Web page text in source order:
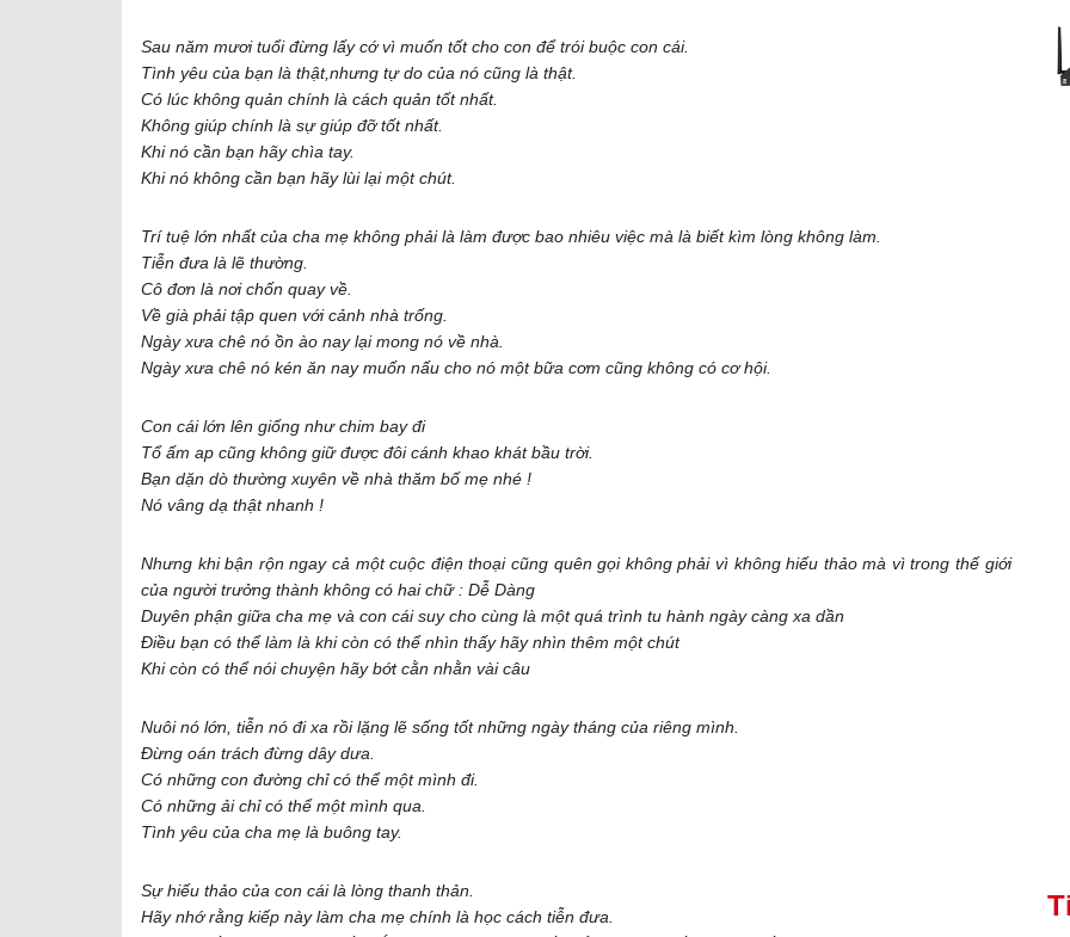
Sau năm mươi tuổi đừng lấy cớ vì muốn tốt cho con để trói buộc con cái.
Tình yêu của bạn là thật,nhưng tự do của nó cũng là thật.
Có lúc không quản chính là cách quản tốt nhất.
Không giúp chính là sự giúp đỡ tốt nhất.
Khi nó cần bạn hãy chìa tay.
Khi nó không cần bạn hãy lùi lại một chút.
Trí tuệ lớn nhất của cha mẹ không phải là làm được bao nhiêu việc mà là biết kìm lòng không làm.
Tiễn đưa là lẽ thường.
Cô đơn là nơi chốn quay về.
Về già phải tập quen với cảnh nhà trống.
Ngày xưa chê nó ồn ào nay lại mong nó về nhà.
Ngày xưa chê nó kén ăn nay muốn nấu cho nó một bữa cơm cũng không có cơ hội.
Con cái lớn lên giống như chim bay đi
Tổ ấm ap cũng không giữ được đôi cánh khao khát bầu trời.
Bạn dặn dò thường xuyên về nhà thăm bố mẹ nhé !
Nó vâng dạ thật nhanh !
Nhưng khi bận rộn ngay cả một cuộc điện thoại cũng quên gọi không phải vì không hiếu thảo mà vì trong thế giới
của người trưởng thành không có hai chữ : Dễ Dàng
Duyên phận giữa cha mẹ và con cái suy cho cùng là một quá trình tu hành ngày càng xa dần
Điều bạn có thể làm là khi còn có thể nhìn thấy hãy nhìn thêm một chút
Khi còn có thể nói chuyện hãy bớt cằn nhằn vài câu
Nuôi nó lớn, tiễn nó đi xa rồi lặng lẽ sống tốt những ngày tháng của riêng mình.
Đừng oán trách đừng dây dưa.
Có những con đường chỉ có thể một mình đi.
Có những ải chỉ có thể một mình qua.
Tình yêu của cha mẹ là buông tay.
Sự hiếu thảo của con cái là lòng thanh thản.
Hãy nhớ rằng kiếp này làm cha mẹ chính là học cách tiễn đưa.